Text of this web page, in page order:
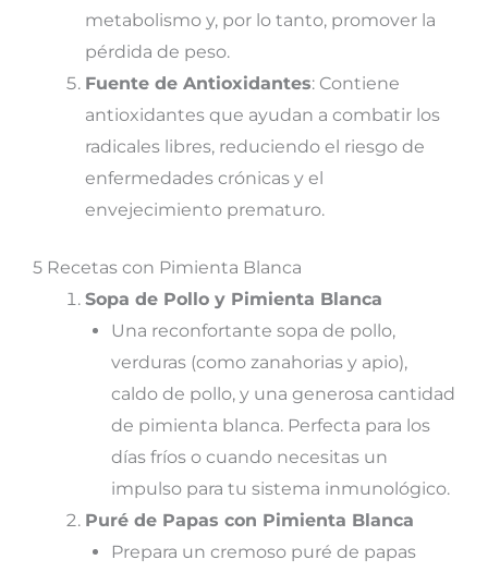
metabolismo y, por lo tanto, promover la
pérdida de peso.
Fuente de Antioxidantes: Contiene
antioxidantes que ayudan a combatir los
radicales libres, reduciendo el riesgo de
enfermedades crónicas y el
envejecimiento prematuro.
5 Recetas con Pimienta Blanca
Sopa de Pollo y Pimienta Blanca
Una reconfortante sopa de pollo,
verduras (como zanahorias y apio),
caldo de pollo, y una generosa cantidad
de pimienta blanca. Perfecta para los
días fríos o cuando necesitas un
impulso para tu sistema inmunológico.
Puré de Papas con Pimienta Blanca
Prepara un cremoso puré de papas